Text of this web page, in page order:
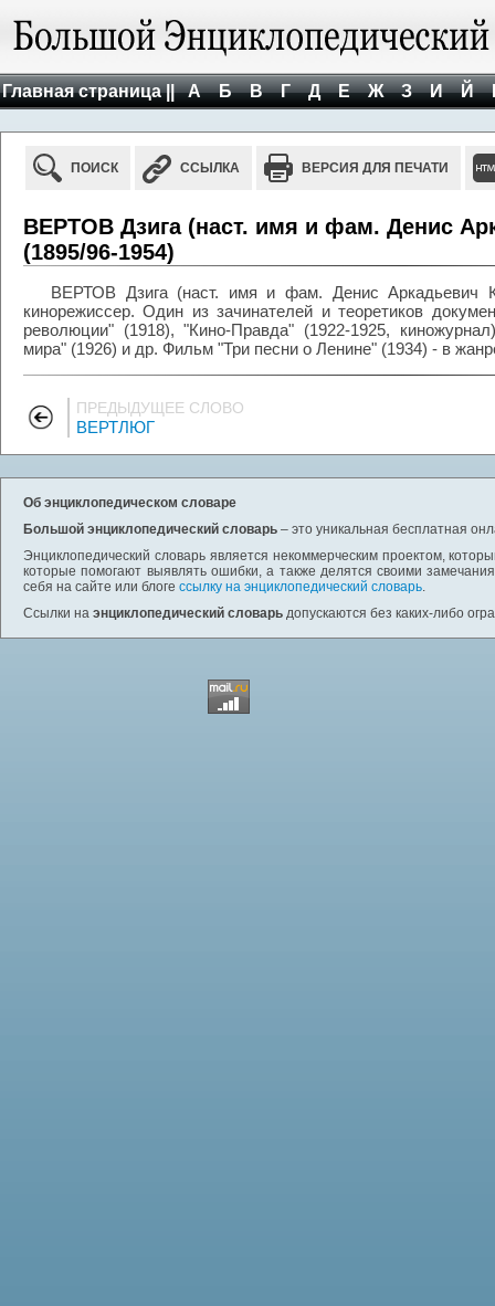
Главная страница || А Б В Г Д Е Ж З И Й
ПОИСК ССЫЛКА ВЕРСИЯ ДЛЯ ПЕЧАТИ
ВЕРТОВ Дзига (наст. имя и фам. Денис
(1895/96-1954)
ВЕРТОВ Дзига (наст. имя и фам. Денис Аркадьевич
кинорежиссер. Один из зачинателей и теоретиков
революции" (1918), "Кино-Правда" (1922-1925,
мира" (1926) и др. Фильм "Три песни о Ленине" (1934) - в
ПРЕДЫДУЩЕЕ СЛОВО
ВЕРТЛЮГ
Об энциклопедическом словаре
Большой энциклопедический словарь – это уникальная бесплатная
Энциклопедический словарь является некоммерческим проектом,
которые помогают выявлять ошибки, а также делятся своими
себя на сайте или блоге ссылку на энциклопедический словарь.
Ссылки на энциклопедический словарь допускаются без каких-либо